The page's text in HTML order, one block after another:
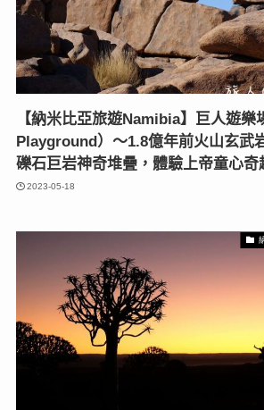
【納米比亞旅遊Namibia】巨人遊樂
Playground）〜1.8億年前火山玄武
礫石巨岩神奇堆疊，體驗上帝童心奇
2023-05-18